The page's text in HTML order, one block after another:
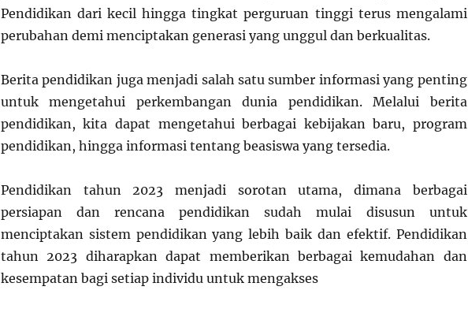
Pendidikan dari kecil hingga tingkat perguruan tinggi terus mengalami
perubahan demi menciptakan generasi yang unggul dan berkualitas.
Berita pendidikan juga menjadi salah satu sumber informasi yang penting
untuk mengetahui perkembangan dunia pendidikan. Melalui berita
pendidikan, kita dapat mengetahui berbagai kebijakan baru, program
pendidikan, hingga informasi tentang beasiswa yang tersedia.
Pendidikan tahun 2023 menjadi sorotan utama, dimana berbagai
persiapan dan rencana pendidikan sudah mulai disusun untuk
menciptakan sistem pendidikan yang lebih baik dan efektif. Pendidikan
tahun 2023 diharapkan dapat memberikan berbagai kemudahan dan
kesempatan bagi setiap individu untuk mengakses